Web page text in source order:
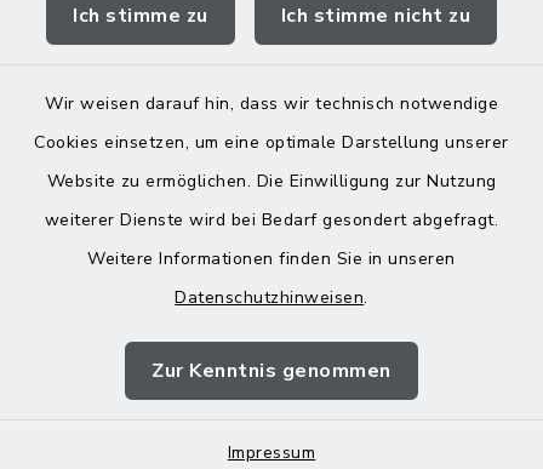
Ich stimme zu Ich stimme nicht zu
Wir weisen darauf hin, dass wir technisch notwendige
Cookies einsetzen, um eine optimale Darstellung unserer
Website zu ermöglichen. Die Einwilligung zur Nutzung
weiterer Dienste wird bei Bedarf gesondert abgefragt.
Weitere Informationen finden Sie in unseren
Datenschutzhinweisen.
Zur Kenntnis genommen
Impressum
Landratsamt Mühldorf
Barrierefreiheit
Impressum
Sitemap